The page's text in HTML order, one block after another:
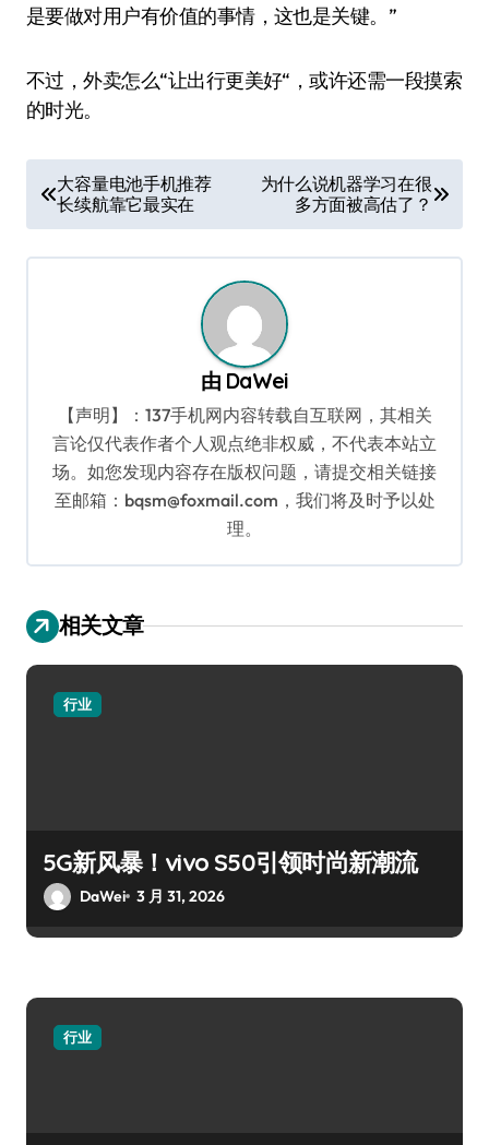
是要做对用户有价值的事情，这也是关键。”
不过，外卖怎么“让出行更美好“，或许还需一段摸索
的时光。
章
导
大容量电池手机推荐
长续航靠它最实在
为什么说机器学习在很
多方面被高估了？
由 DaWei
【声明】：137手机网内容转载自互联网，其相关
言论仅代表作者个人观点绝非权威，不代表本站立
场。如您发现内容存在版权问题，请提交相关链接
至邮箱：bqsm@foxmail.com，我们将及时予以处
理。
相关文章
行业
5G新风暴！vivo S50引领时尚新潮流
DaWei 3 月 31, 2026
行业